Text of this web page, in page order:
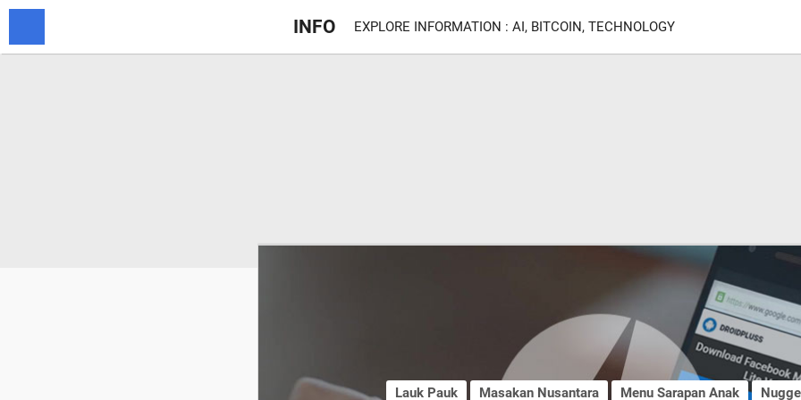
INFO EXPLORE INFORMATION : AI, BITCOIN, TECHNOLOGY
Lauk Pauk Masakan Nusantara Menu Sarapan Anak